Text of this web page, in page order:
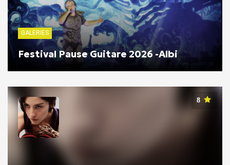
GALERIES
Festival Pause Guitare 2026 -Albi
8